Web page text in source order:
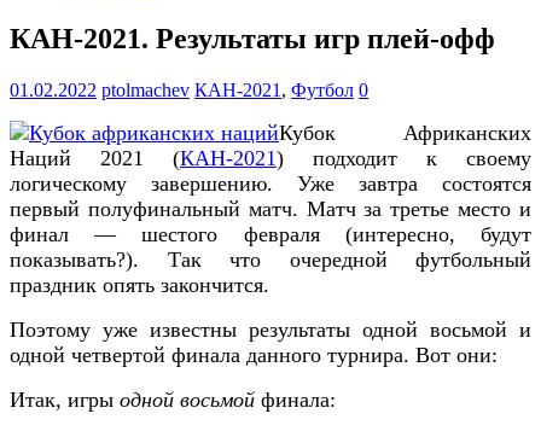
КАН-2021. Результаты игр плей-офф
01.02.2022 ptolmachev КАН-2021 , Футбол 0
Кубок Африканских
Наций 2021 (КАН-2021) подходит к своему
логическому завершению. Уже завтра состоятся
первый полуфинальный матч. Матч за третье место и
финал — шестого февраля (интересно, будут
показывать?). Так что очередной футбольный
праздник опять закончится.
Поэтому уже известны результаты одной восьмой и
одной четвертой финала данного турнира. Вот они:
Итак, игры одной восьмой финала: